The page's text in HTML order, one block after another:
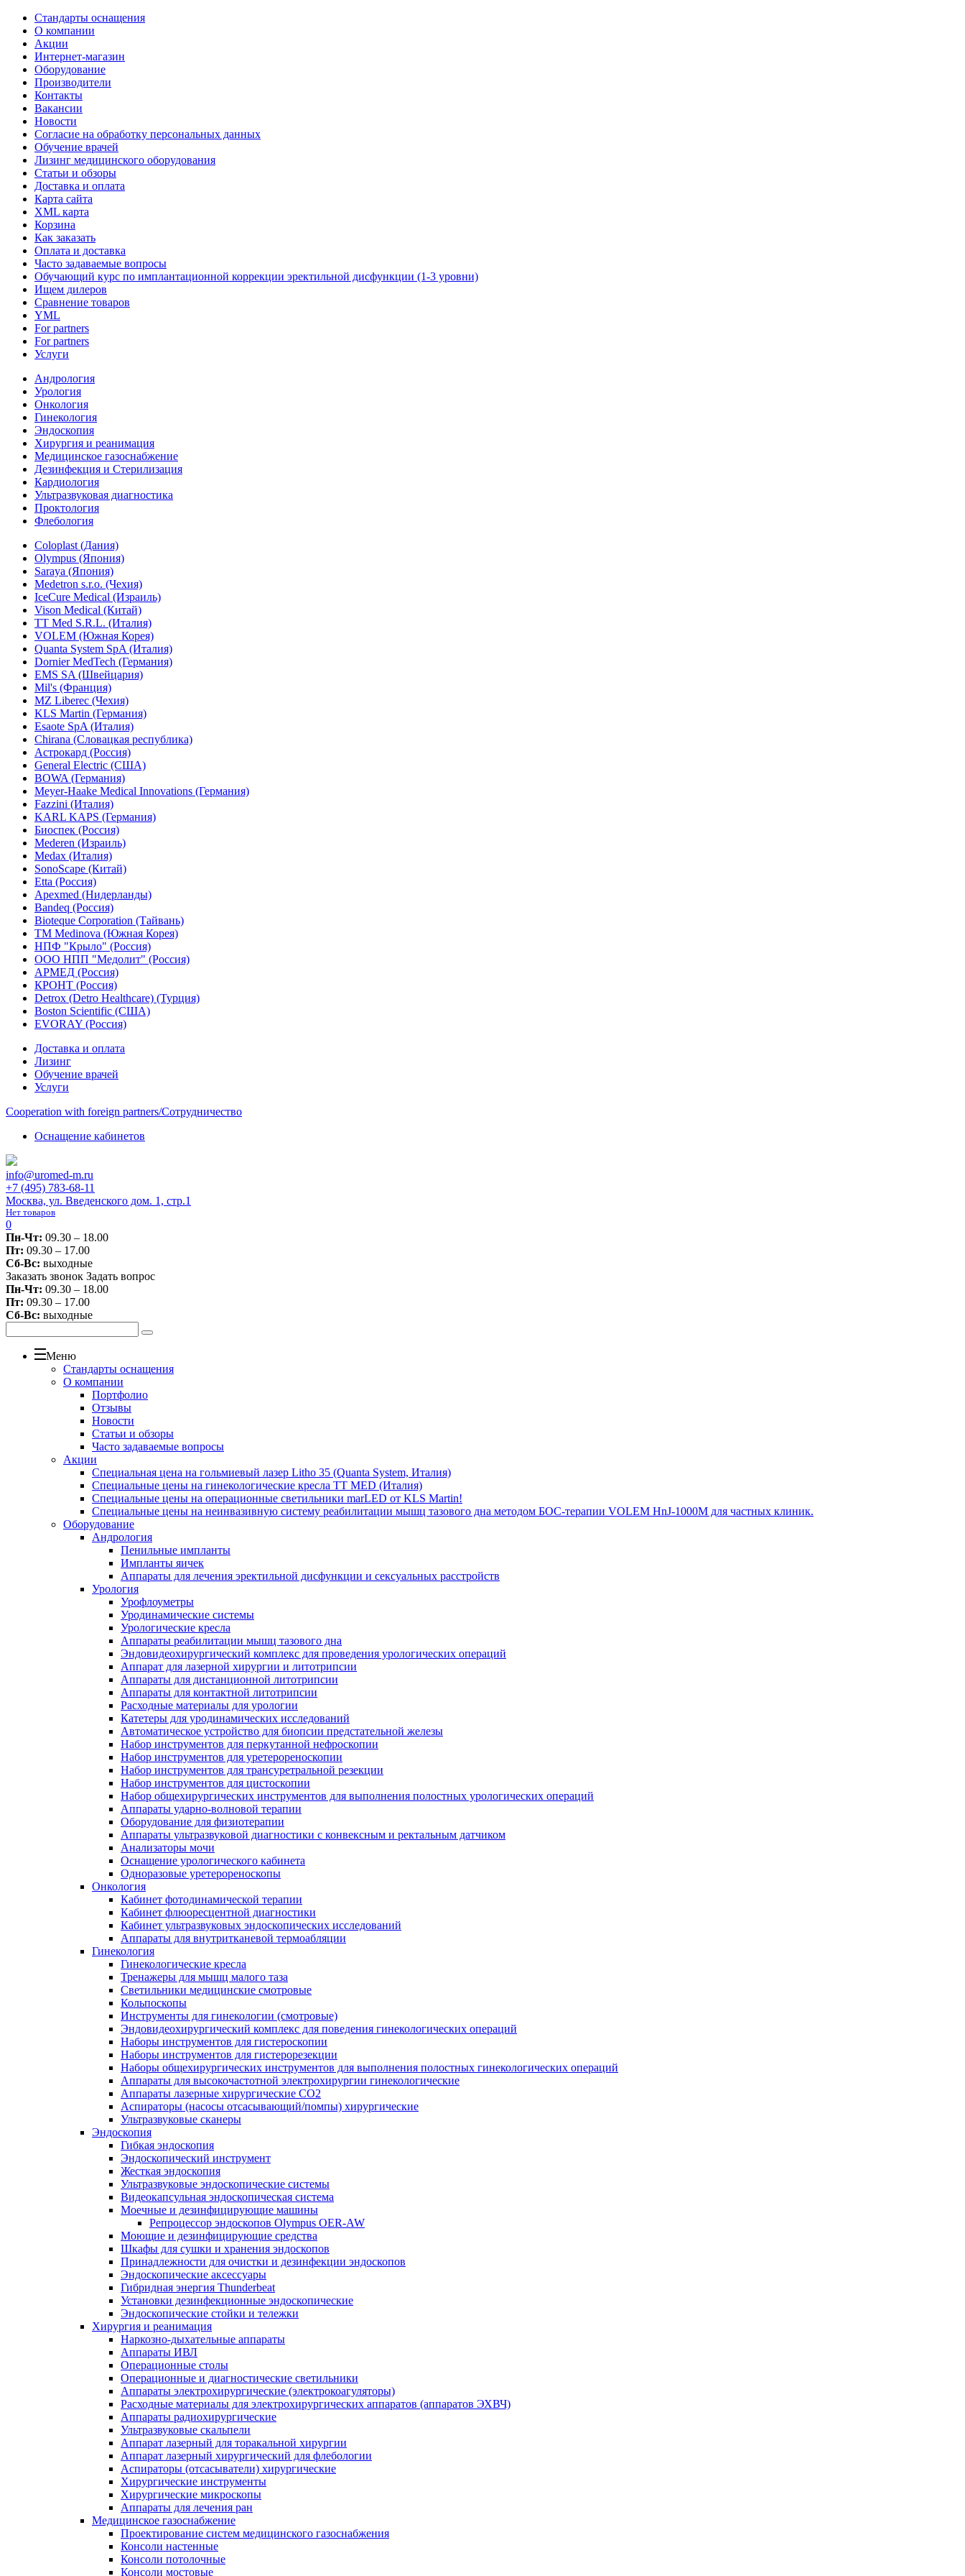
Стандарты оснащения
О компании
Акции
Интернет-магазин
Оборудование
Производители
Контакты
Вакансии
Новости
Согласие на обработку персональных данных
Обучение врачей
Лизинг медицинского оборудования
Статьи и обзоры
Доставка и оплата
Карта сайта
XML карта
Корзина
Как заказать
Оплата и доставка
Часто задаваемые вопросы
Обучающий курс по имплантационной коррекции эректильной дисфункции (1-3 уровни)
Ищем дилеров
Сравнение товаров
YML
For partners
For partners
Услуги
Андрология
Урология
Онкология
Гинекология
Эндоскопия
Хирургия и реанимация
Медицинское газоснабжение
Дезинфекция и Стерилизация
Кардиология
Ультразвуковая диагностика
Проктология
Флебология
Coloplast (Дания)
Olympus (Япония)
Saraya (Япония)
Medetron s.r.o. (Чехия)
IceCure Medical (Израиль)
Vison Medical (Китай)
TT Med S.R.L. (Италия)
VOLEM (Южная Корея)
Quanta System SpA (Италия)
Dornier MedTech (Германия)
EMS SA (Швейцария)
Mil's (Франция)
MZ Liberec (Чехия)
KLS Martin (Германия)
Esaote SpA (Италия)
Chirana (Словацкая республика)
Астрокард (Россия)
General Electric (США)
BOWA (Германия)
Meyer-Haake Medical Innovations (Германия)
Fazzini (Италия)
KARL KAPS (Германия)
Биоспек (Россия)
Mederen (Израиль)
Medax (Италия)
SonoScape (Китай)
Etta (Россия)
Apexmed (Нидерланды)
Bandeq (Россия)
Bioteque Corporation (Тайвань)
TM Medinova (Южная Корея)
НПФ "Крыло" (Россия)
ООО НПП "Медолит" (Россия)
АРМЕД (Россия)
КРОНТ (Россия)
Detrox (Detro Healthcare) (Турция)
Boston Scientific (США)
EVORAY (Россия)
Доставка и оплата
Лизинг
Обучение врачей
Услуги
Сooperation with foreign partners/Сотрудничество
Оснащение кабинетов
info@uromed-m.ru
+7 (495) 783-68-11
Москва, ул. Введенского дом. 1, стр.1
Нет товаров
0
Пн-Чт: 09.30 – 18.00
Пт: 09.30 – 17.00
Сб-Вс: выходные
Заказать звонок Задать вопрос
Пн-Чт: 09.30 – 18.00
Пт: 09.30 – 17.00
Сб-Вс: выходные
Меню
Стандарты оснащения
О компании
Портфолио
Отзывы
Новости
Статьи и обзоры
Часто задаваемые вопросы
Акции
Специальная цена на гольмиевый лазер Litho 35 (Quanta System, Италия)
Специальные цены на гинекологические кресла TT MED (Италия)
Специальные цены на операционные светильники marLED от KLS Martin!
Специальные цены на неинвазивную систему реабилитации мышц тазового дна методом БОС-терапии VOLEM HnJ-1000M для частных клиник.
Оборудование
Андрология
Пенильные импланты
Импланты яичек
Аппараты для лечения эректильной дисфункции и сексуальных расстройств
Урология
Урофлоуметры
Уродинамические системы
Урологические кресла
Аппараты реабилитации мышц тазового дна
Эндовидеохирургический комплекс для проведения урологических операций
Аппарат для лазерной хирургии и литотрипсии
Аппараты для дистанционной литотрипсии
Аппараты для контактной литотрипсии
Расходные материалы для урологии
Катетеры для уродинамических исследований
Автоматическое устройство для биопсии предстательной железы
Набор инструментов для перкутанной нефроскопии
Набор инструментов для уретерореноскопии
Набор инструментов для трансуретральной резекции
Набор инструментов для цистоскопии
Набор общехирургических инструментов для выполнения полостных урологических операций
Аппараты ударно-волновой терапии
Оборудование для физиотерапии
Аппараты ультразвуковой диагностики с конвексным и ректальным датчиком
Анализаторы мочи
Оснащение урологического кабинета
Одноразовые уретерореноскопы
Онкология
Кабинет фотодинамической терапии
Кабинет флюоресцентной диагностики
Кабинет ультразвуковых эндоскопических исследований
Аппараты для внутритканевой термоабляции
Гинекология
Гинекологические кресла
Тренажеры для мышц малого таза
Светильники медицинские смотровые
Кольпоскопы
Инструменты для гинекологии (смотровые)
Эндовидеохирургический комплекс для поведения гинекологических операций
Наборы инструментов для гистероскопии
Наборы инструментов для гистерорезекции
Наборы общехирургических инструментов для выполнения полостных гинекологических операций
Аппараты для высокочастотной электрохирургии гинекологические
Аппараты лазерные хирургические СО2
Аспираторы (насосы отсасывающий/помпы) хирургические
Ультразвуковые сканеры
Эндоскопия
Гибкая эндоскопия
Эндоскопический инструмент
Жесткая эндоскопия
Ультразвуковые эндоскопические системы
Видеокапсульная эндоскопическая система
Моечные и дезинфицирующие машины
Репроцессор эндоскопов Olympus OER-AW
Моющие и дезинфицирующие средства
Шкафы для сушки и хранения эндоскопов
Принадлежности для очистки и дезинфекции эндоскопов
Эндоскопические аксессуары
Гибридная энергия Thunderbeat
Установки дезинфекционные эндоскопические
Эндоскопические стойки и тележки
Хирургия и реанимация
Наркозно-дыхательные аппараты
Аппараты ИВЛ
Операционные столы
Операционные и диагностические светильники
Аппараты электрохирургические (электрокоагуляторы)
Расходные материалы для электрохирургических аппаратов (аппаратов ЭХВЧ)
Аппараты радиохирургические
Ультразвуковые скальпели
Аппарат лазерный для торакальной хирургии
Аппарат лазерный хирургический для флебологии
Аспираторы (отсасыватели) хирургические
Хирургические инструменты
Хирургические микроскопы
Аппараты для лечения ран
Медицинское газоснабжение
Проектирование систем медицинского газоснабжения
Консоли настенные
Консоли потолочные
Консоли мостовые